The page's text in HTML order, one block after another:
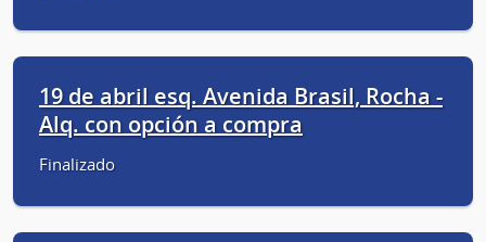
19 de abril esq. Avenida Brasil, Rocha -
Alq. con opción a compra
Finalizado